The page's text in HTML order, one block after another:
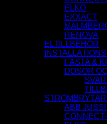
ELKO
EXXACT
RENOVA
ELTILLBEHÖR
FÄSTA &
DOSOR
ABB JUSSI